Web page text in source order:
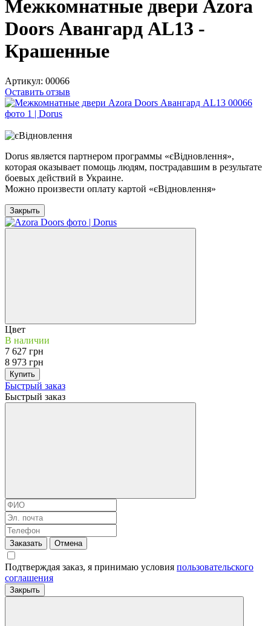
Межкомнатные двери Azora
Doors Авангард AL13 -
Крашенные
Артикул: 00066
Оставить отзыв
Dorus является партнером программы «єВідновлення»,
которая оказывает помощь людям, пострадавшим в результате
боевых действий в Украине.
Можно произвести оплату картой «єВідновлення»
Закрыть
Цвет
В наличии
7 627 грн
8 973 грн
Купить
Быстрый заказ
Быстрый заказ
Заказать Отмена
Подтверждая заказ, я принимаю условия пользовательского
соглашения
Закрыть